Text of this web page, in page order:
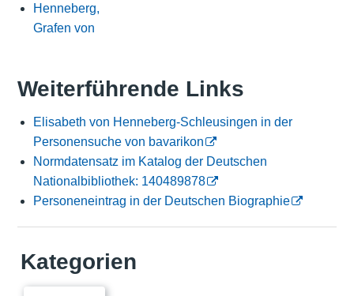
Henneberg,
Grafen von
Weiterführende Links
Elisabeth von Henneberg-Schleusingen in der
Personensuche von bavarikon
Normdatensatz im Katalog der Deutschen
Nationalbibliothek: 140489878
Personeneintrag in der Deutschen Biographie
Kategorien